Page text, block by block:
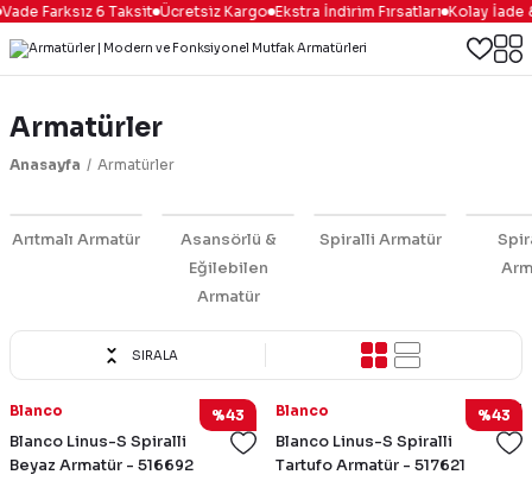
Farksız 6 Taksit Ücretsiz Kargo Ekstra İndirim Fırsatları Kolay İade &
Armatürler
Anasayfa Armatürler
Arıtmalı Armatür
Asansörlü &
Eğilebilen
Armatür
Spiralli Armatür
SIRALA
%43
Blanco 516692
Blanco Linus-S Spiralli
Beyaz Armatür - 516692
%43
Blanco 517621
Blanco Linus-S Spiralli
Tartufo Armatür - 517621